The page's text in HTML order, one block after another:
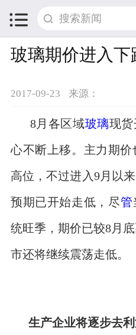

玻璃期价进入下
2017-09-23 来源：
8月各区域玻璃现货
心不断上移。主力期
高位，不过进入9月以
预期已开始走低，尽管
统旺季，期价已较8月
市还将继续震荡走低。
生产企业将逐步去利